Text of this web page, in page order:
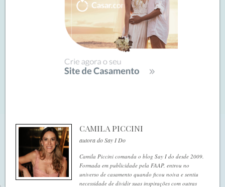
CAMILA PICCINI
autora do Say I Do
Camila Piccini comanda o blog Say I do desde 2009.
Formada em publicidade pela FAAP, entrou no
universo de casamento quando ficou noiva e sentiu
necessidade de dividir suas inspirações com outras